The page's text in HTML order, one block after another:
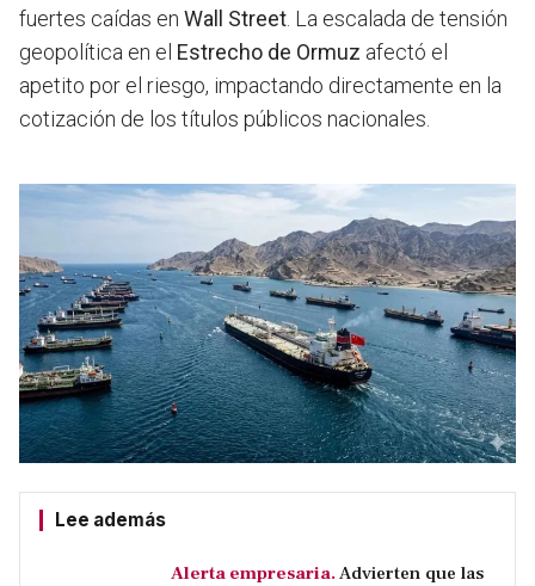
fuertes caídas en Wall Street . La escalada de tensión
geopolítica en el Estrecho de Ormuz afectó el
apetito por el riesgo, impactando directamente en la
cotización de los títulos públicos nacionales.
Lee además
Alerta empresaria.Advierten que las